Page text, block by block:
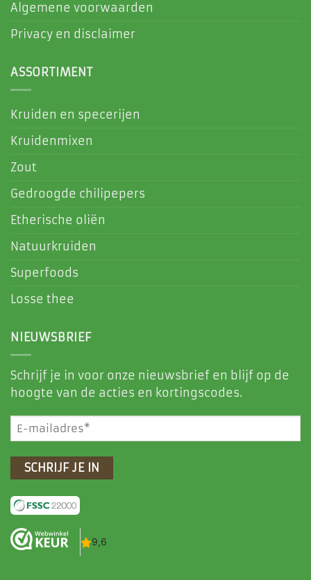
Algemene voorwaarden
Privacy en disclaimer
ASSORTIMENT
Kruiden en specerijen
Kruidenmixen
Zout
Gedroogde chilipepers
Etherische oliën
Natuurkruiden
Superfoods
Losse thee
NIEUWSBRIEF
Schrijf je in voor onze nieuwsbrief en blijf op de
hoogte van de acties en kortingscodes.
E-
mailadres
(Vereist)